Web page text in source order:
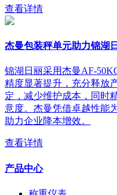
查看详情
杰曼包装秤单元助力锦湖
锦湖日丽采用杰曼AF-
精度显著提升，充分释放
定，减少维护成本，同时
意度。杰曼凭借卓越性能
助力企业降本增效。
查看详情
产品中心